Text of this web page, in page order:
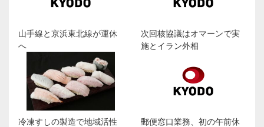
山手線と京浜東北線が運休
へ
次回核協議はオマーンで実
施とイラン外相
冷凍すしの製造で地域活性
郵便窓口業務、初の午前休